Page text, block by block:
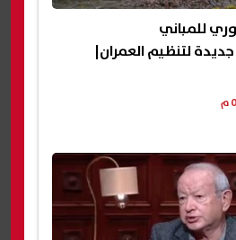
للمباني
لتنظيم العمران|